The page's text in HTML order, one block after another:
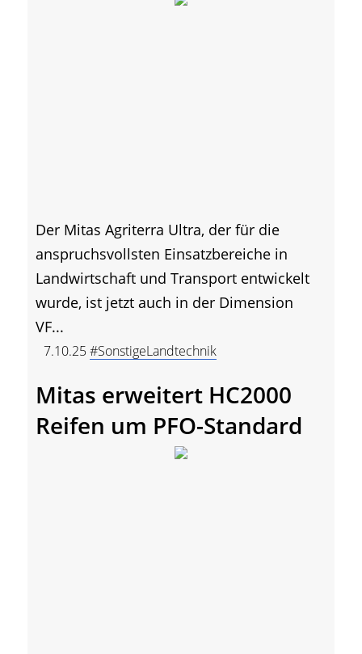
Der Mitas Agriterra Ultra, der für die
anspruchsvollsten Einsatzbereiche in
Landwirtschaft und Transport entwickelt
wurde, ist jetzt auch in der Dimension
VF...
7.10.25#SonstigeLandtechnik
Mitas erweitert HC2000
Reifen um PFO-Standard